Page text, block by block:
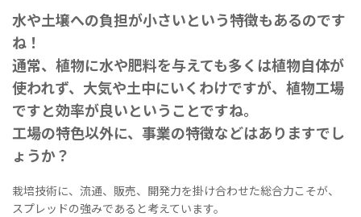
水や土壌への負担が小さいという特徴もあるのです
ね！
通常、植物に水や肥料を与えても多くは植物自体が
使われず、大気や土中にいくわけですが、植物工場
ですと効率が良いということですね。
工場の特色以外に、事業の特徴などはありますでし
ょうか？
栽培技術に、流通、販売、開発力を掛け合わせた総合力こそが、
スプレッドの強みであると考えています。